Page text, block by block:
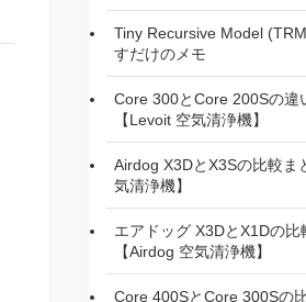
Tiny Recursive Model
すだけのメモ
Core 300とCore 200Sの違
【Levoit 空気清浄機】
Airdog X3DとX3Sの比較ま
気清浄機】
エアドッグ X3DとX1Dの比
【Airdog 空気清浄機】
Core 400SとCore 300Sの